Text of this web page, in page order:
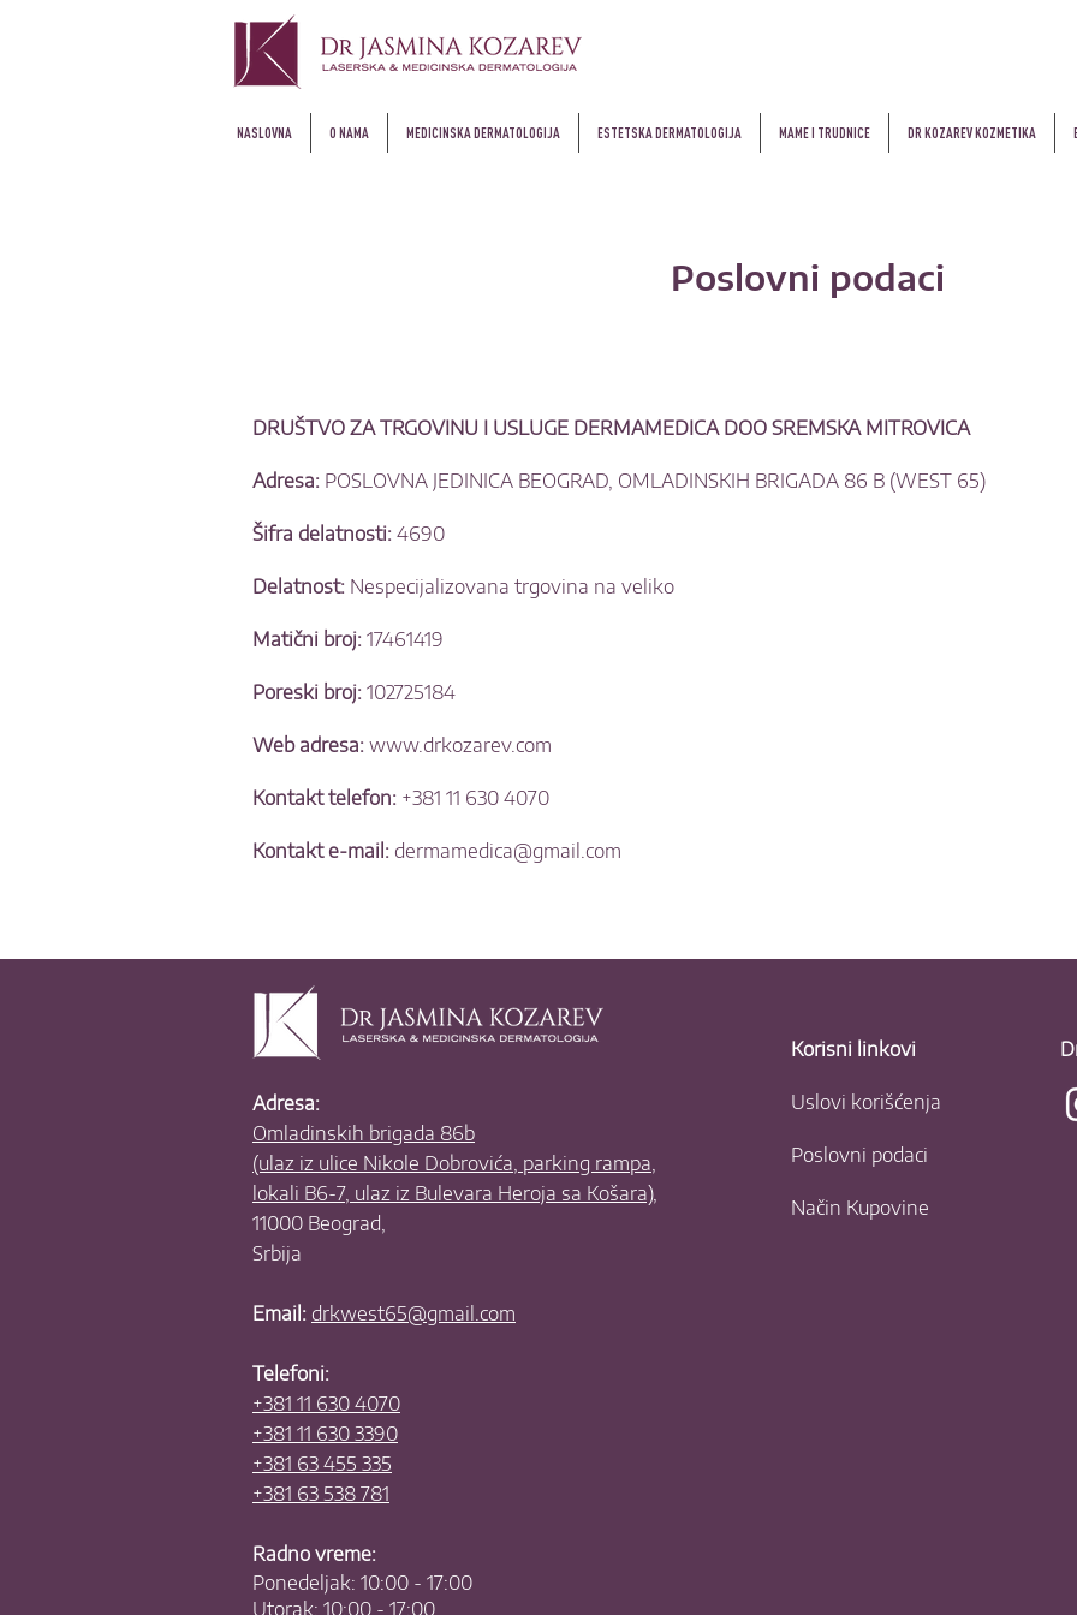
NASLOVNA O NAMA MEDICINSKA DERMATOLOGIJA ESTETSKA DERMATOLOGIJA MAME I TRUDNICE DR KOZAREV KOZMETIKA
Poslovni podaci
DRUŠTVO ZA TRGOVINU I USLUGE DERMAMEDICA DOO SREMSKA MITROVICA
Adresa: POSLOVNA JEDINICA BEOGRAD, OMLADINSKIH BRIGADA 86 B (WEST 65)
Šifra delatnosti: 4690
Delatnost: Nespecijalizovana trgovina na veliko
Matični broj: 17461419
Poreski broj: 102725184
Web adresa: www.drkozarev.com
Kontakt telefon: +381 11 630 4070
Kontakt e-mail: dermamedica@gmail.com
Adresa:
Omladinskih brigada 86b
(ulaz iz ulice Nikole Dobrovića, parking rampa,
lokali B6-7, ulaz iz Bulevara Heroja sa Košara),
11000 Beograd,
Srbija
Email: drkwest65@gmail.com
Telefoni:
+381 11 630 4070
+381 11 630 3390
+381 63 455 335
+381 63 538 781
Radno vreme:
Ponedeljak: 10:00 - 17:00
Utorak: 10:00 - 17:00
Korisni linkovi
Uslovi korišćenja
Poslovni podaci
Način Kupovine